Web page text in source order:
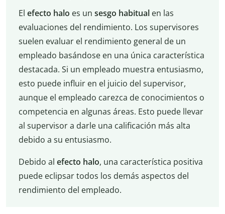
El efecto halo es un sesgo habitualen las
evaluaciones del rendimiento. Los supervisores
suelen evaluar el rendimiento general de un
empleado basándose en una única característica
destacada. Si un empleado muestra entusiasmo,
esto puede influir en el juicio del supervisor,
aunque el empleado carezca de conocimientos o
competencia en algunas áreas. Esto puede llevar
al supervisor a darle una calificación más alta
debido a su entusiasmo.
Debido al efecto halo, una característica positiva
puede eclipsar todos los demás aspectos del
rendimiento del empleado.